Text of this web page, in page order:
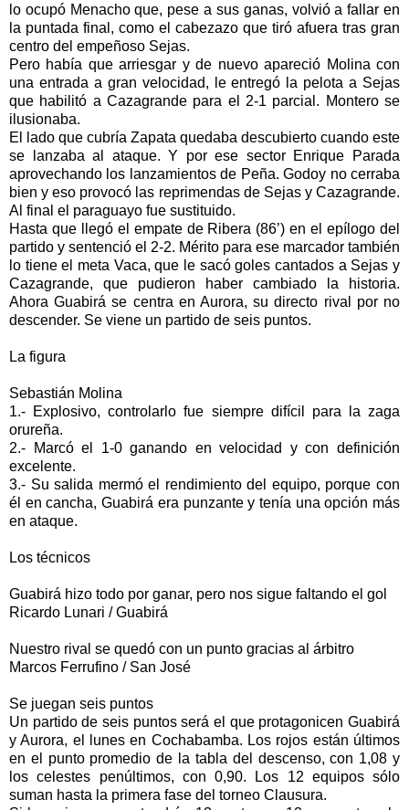
lo ocupó Menacho que, pese a sus ganas, volvió a fallar en
la puntada final, como el cabezazo que tiró afuera tras gran
centro del empeñoso Sejas.
Pero había que arriesgar y de nuevo apareció Molina con
una entrada a gran velocidad, le entregó la pelota a Sejas
que habilitó a Cazagrande para el 2-1 parcial. Montero se
ilusionaba.
El lado que cubría Zapata quedaba descubierto cuando este
se lanzaba al ataque. Y por ese sector Enrique Parada
aprovechando los lanzamientos de Peña. Godoy no cerraba
bien y eso provocó las reprimendas de Sejas y Cazagrande.
Al final el paraguayo fue sustituido.
Hasta que llegó el empate de Ribera (86’) en el epílogo del
partido y sentenció el 2-2. Mérito para ese marcador también
lo tiene el meta Vaca, que le sacó goles cantados a Sejas y
Cazagrande, que pudieron haber cambiado la historia.
Ahora Guabirá se centra en Aurora, su directo rival por no
descender. Se viene un partido de seis puntos.
La figura
Sebastián Molina
1.- Explosivo, controlarlo fue siempre difícil para la zaga
orureña.
2.- Marcó el 1-0 ganando en velocidad y con definición
excelente.
3.- Su salida mermó el rendimiento del equipo, porque con
él en cancha, Guabirá era punzante y tenía una opción más
en ataque.
Los técnicos
Guabirá hizo todo por ganar, pero nos sigue faltando el gol
Ricardo Lunari / Guabirá
Nuestro rival se quedó con un punto gracias al árbitro
Marcos Ferrufino / San José
Se juegan seis puntos
Un partido de seis puntos será el que protagonicen Guabirá
y Aurora, el lunes en Cochabamba. Los rojos están últimos
en el punto promedio de la tabla del descenso, con 1,08 y
los celestes penúltimos, con 0,90. Los 12 equipos sólo
suman hasta la primera fase del torneo Clausura.